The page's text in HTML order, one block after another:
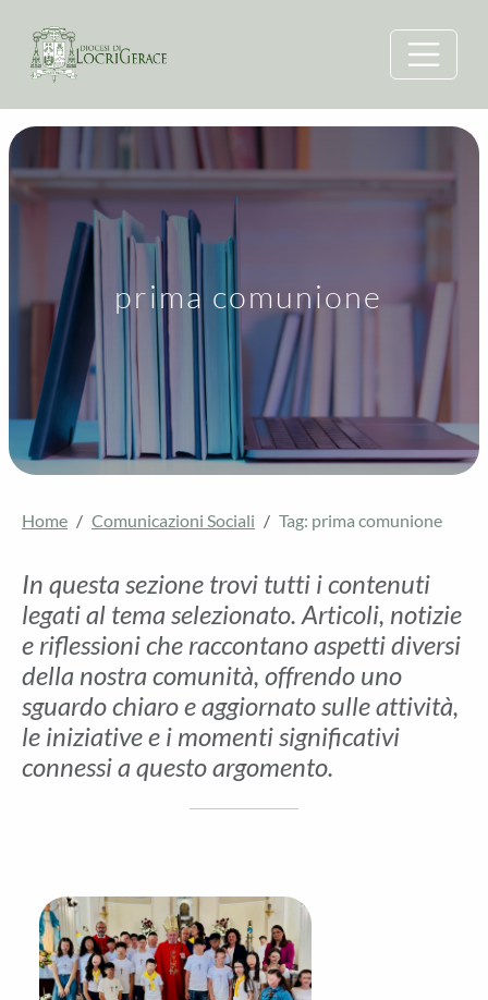
prima comunione
Home Comunicazioni Sociali Tag: prima comunione
In questa sezione trovi tutti i contenuti
legati al tema selezionato. Articoli, notizie
e riflessioni che raccontano aspetti diversi
della nostra comunità, offrendo uno
sguardo chiaro e aggiornato sulle attività,
le iniziative e i momenti significativi
connessi a questo argomento.